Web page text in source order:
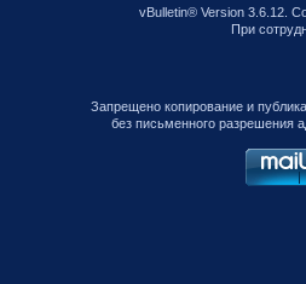
vBulletin® Version 3.6.12.
При
Запрещено копирование и
без письменного разрешения